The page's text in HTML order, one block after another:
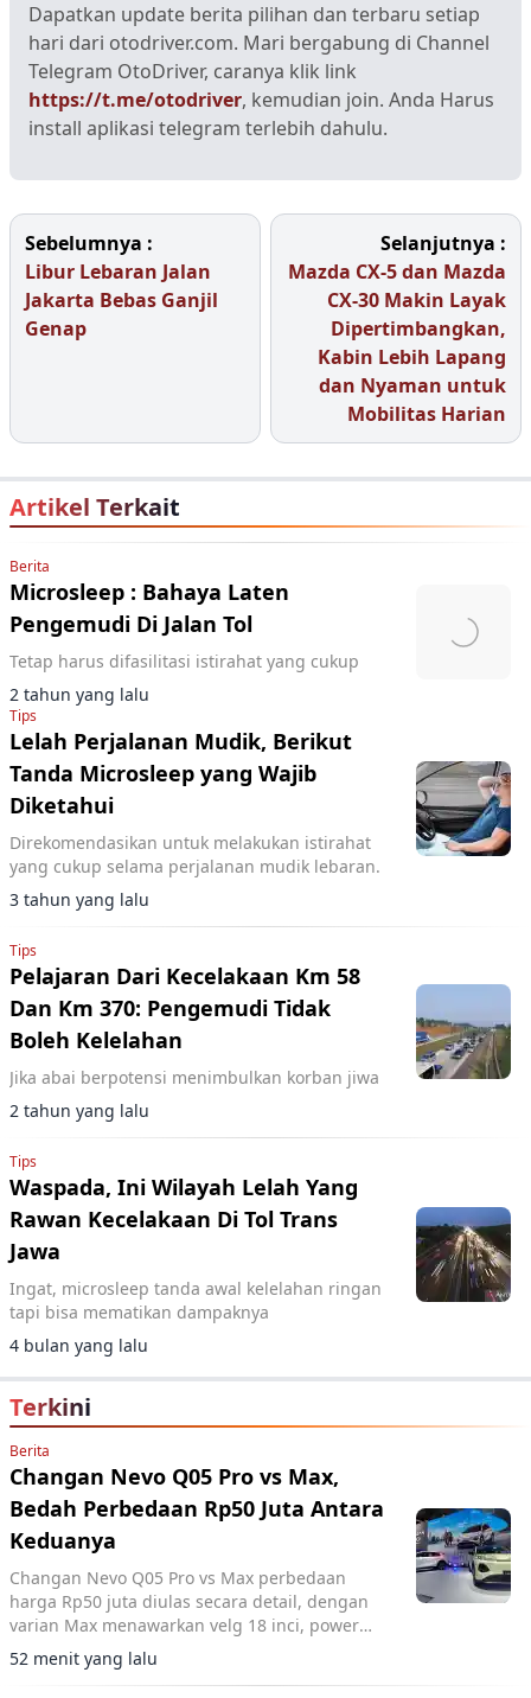
Dapatkan update berita pilihan dan terbaru setiap
hari dari otodriver.com. Mari bergabung di Channel
Telegram OtoDriver, caranya klik link
https://t.me/otodriver, kemudian join. Anda Harus
install aplikasi telegram terlebih dahulu.
Sebelumnya :
Libur Lebaran Jalan
Jakarta Bebas Ganjil
Genap
Selanjutnya :
Mazda CX-5 dan Mazda
CX-30 Makin Layak
Dipertimbangkan,
Kabin Lebih Lapang
dan Nyaman untuk
Mobilitas Harian
Artikel Terkait
Berita
Microsleep : Bahaya Laten
Pengemudi Di Jalan Tol
Tetap harus difasilitasi istirahat yang cukup
2 tahun yang lalu
Tips
Lelah Perjalanan Mudik, Berikut
Tanda Microsleep yang Wajib
Diketahui
Direkomendasikan untuk melakukan istirahat
yang cukup selama perjalanan mudik lebaran.
3 tahun yang lalu
Tips
Pelajaran Dari Kecelakaan Km 58
Dan Km 370: Pengemudi Tidak
Boleh Kelelahan
Jika abai berpotensi menimbulkan korban jiwa
2 tahun yang lalu
Tips
Waspada, Ini Wilayah Lelah Yang
Rawan Kecelakaan Di Tol Trans
Jawa
Ingat, microsleep tanda awal kelelahan ringan
tapi bisa mematikan dampaknya
4 bulan yang lalu
Terkini
Berita
Changan Nevo Q05 Pro vs Max,
Bedah Perbedaan Rp50 Juta Antara
Keduanya
Changan Nevo Q05 Pro vs Max perbedaan
harga Rp50 juta diulas secara detail, dengan
varian Max menawarkan velg 18 inci, power
tailgate, dan panoramic roof sementara
performa motor listrik tetap sama.
52 menit yang lalu